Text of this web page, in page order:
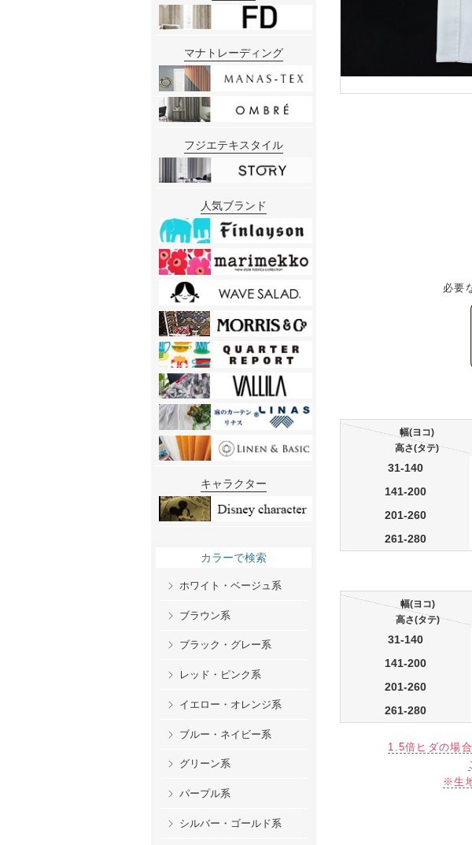
必要
幅(ヨコ)
高さ(タテ)
31-140
141-200
201-260
261-280
幅(ヨコ)
高さ(タテ)
31-140
141-200
201-260
261-280
1.5倍ヒダの場
※生
マナトレーディング
フジエテキスタイル
人気ブランド
キャラクター
カラーで検索
ホワイト・ベージュ系
ブラウン系
ブラック・グレー系
レッド・ピンク系
イエロー・オレンジ系
ブルー・ネイビー系
グリーン系
パープル系
シルバー・ゴールド系